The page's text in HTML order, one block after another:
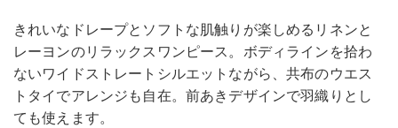
きれいなドレープとソフトな肌触りが楽しめるリネンと
レーヨンのリラックスワンピース。ボディラインを拾わ
ないワイドストレートシルエットながら、共布のウエス
トタイでアレンジも自在。前あきデザインで羽織りとし
ても使えます。